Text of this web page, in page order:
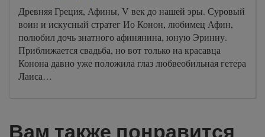
Древняя Греция, Афины, V век до нашей эры. Суровый
воин и искусный стратег Ио Конон, любимец Афин,
полюбил дочь знатного афинянина, юную Эринну.
Приближается свадьба, но вот только на красавца
Конона давно уже положила глаз любвеобильная гетера
Лаиса…
Вам также понравится